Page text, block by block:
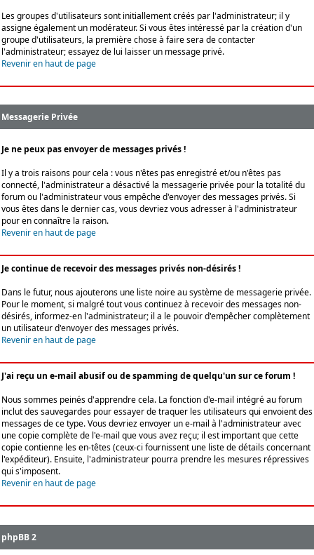
Les groupes d'utilisateurs sont initiallement créés par l'administrateur; il y
assigne également un modérateur. Si vous êtes intéressé par la création d'un
groupe d'utilisateurs, la première chose à faire sera de contacter
l'administrateur; essayez de lui laisser un message privé.
Revenir en haut de page
Messagerie Privée
Je ne peux pas envoyer de messages privés !
Il y a trois raisons pour cela : vous n'êtes pas enregistré et/ou n'êtes pas
connecté, l'administrateur a désactivé la messagerie privée pour la totalité du
forum ou l'administrateur vous empêche d'envoyer des messages privés. Si
vous êtes dans le dernier cas, vous devriez vous adresser à l'administrateur
pour en connaître la raison.
Revenir en haut de page
Je continue de recevoir des messages privés non-désirés !
Dans le futur, nous ajouterons une liste noire au système de messagerie privée.
Pour le moment, si malgré tout vous continuez à recevoir des messages non-
désirés, informez-en l'administrateur; il a le pouvoir d'empêcher complètement
un utilisateur d'envoyer des messages privés.
Revenir en haut de page
J'ai reçu un e-mail abusif ou de spamming de quelqu'un sur ce forum !
Nous sommes peinés d'apprendre cela. La fonction d'e-mail intégré au forum
inclut des sauvegardes pour essayer de traquer les utilisateurs qui envoient des
messages de ce type. Vous devriez envoyer un e-mail à l'administrateur avec
une copie complète de l'e-mail que vous avez reçu; il est important que cette
copie contienne les en-têtes (ceux-ci fournissent une liste de détails concernant
l'expéditeur). Ensuite, l'administrateur pourra prendre les mesures répressives
qui s'imposent.
Revenir en haut de page
phpBB 2